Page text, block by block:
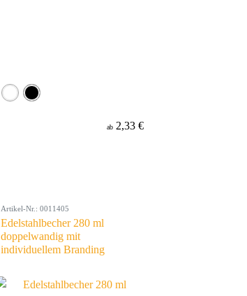
ab 2,33 €
Artikel-Nr.: 0011405
Edelstahlbecher 280 ml
doppelwandig mit
individuellem Branding